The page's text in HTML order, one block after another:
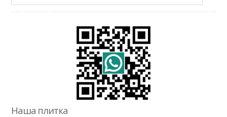
Наша плитка